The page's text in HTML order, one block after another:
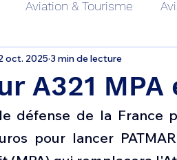
Aviation & Tourisme
Livres Drones aériens
Avionique & pilotage
A321
oct. 20253 min de lecture
défense de la France
pour lancer